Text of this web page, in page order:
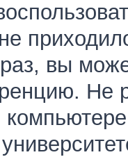
вы
Не